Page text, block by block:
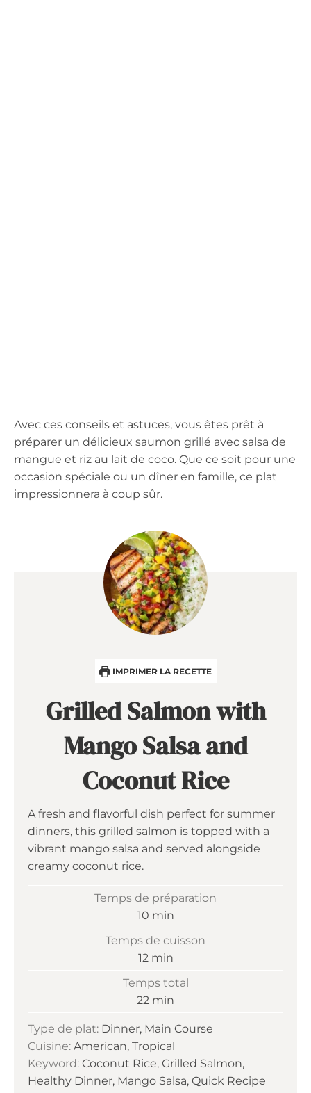
Avec ces conseils et astuces, vous êtes prêt à
préparer un délicieux saumon grillé avec salsa de
mangue et riz au lait de coco. Que ce soit pour une
occasion spéciale ou un dîner en famille, ce plat
impressionnera à coup sûr.
IMPRIMER LA RECETTE
Grilled Salmon with
Mango Salsa and
Coconut Rice
A fresh and flavorful dish perfect for summer
dinners, this grilled salmon is topped with a
vibrant mango salsa and served alongside
creamy coconut rice.
Temps de préparation
10minutes
min
Temps de cuisson
12minutes
min
Temps total
22 minutes
min
Type de plat: Dinner, Main Course
Cuisine: American, Tropical
Keyword: Coconut Rice, Grilled Salmon,
Healthy Dinner, Mango Salsa, Quick Recipe